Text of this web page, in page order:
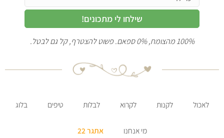
שילחו לי מתכונים!
100% מהצומח, 0% ספאם. פשוט להצטרף, קל גם לבטל.
לאכול לקנות לקרוא לבלות טיפים בלוג
מי אנחנו אתגר 22